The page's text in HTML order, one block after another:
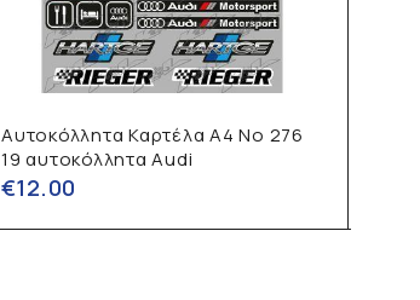
Αυτοκόλλητα Καρτέλα Α4 No 276
19 αυτοκόλλητα Audi
€12.00